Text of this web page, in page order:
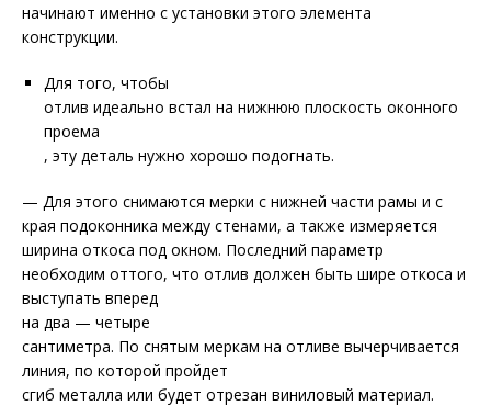
начинают именно с установки этого элемента
конструкции.
Для того, чтобы
отлив идеально встал на нижнюю плоскость оконного
проема
, эту деталь нужно хорошо подогнать.
— Для этого снимаются мерки с нижней части рамы и с
края подоконника между стенами, а также измеряется
ширина откоса под окном. Последний параметр
необходим оттого, что отлив должен быть шире откоса и
выступать вперед
на два — четыре
сантиметра. По снятым меркам на отливе вычерчивается
линия, по которой пройдет
сгиб металла или будет отрезан виниловый материал.